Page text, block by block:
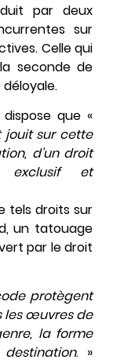
par deux
sur
Celle qui
seconde de
dispose que «
jouit sur cette
d’un droit
exclusif et
tels droits sur
un tatouage
par le droit
protègent
les œuvres de
la forme
. »